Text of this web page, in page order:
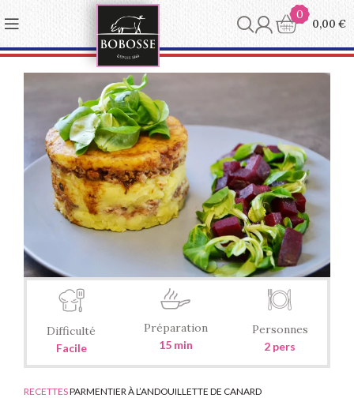
0
0,00 €
Difficulté
Facile
Préparation
15 min
Personnes
2 pers
RECETTESPARMENTIER À L’ANDOUILLETTE DE CANARD
Panneau de gestion des cookies